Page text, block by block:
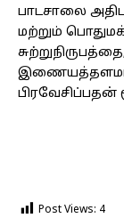
பாடசாலை
மற்றும்
இணையத்தளமான
பிரவேசிப்பதன்
Post Views: 4